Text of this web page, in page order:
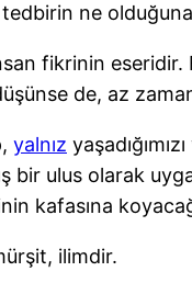
tedbirin ne
fikrinin
de, az
yalnız
bir ulus olarak
kafasına
ilimdir.